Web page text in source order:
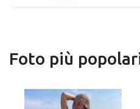
Foto più